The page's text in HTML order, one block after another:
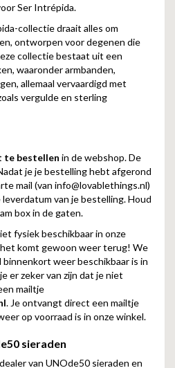
Ser Intrépida.
collectie draait alles om
ontworpen voor degenen die
collectie bestaat uit een
waaronder armbanden,
allemaal vervaardigd met
vergulde en sterling
te bestellen in de webshop. De
je je bestelling hebt afgerond
mail (van info@lovablethings.nl)
van je bestelling. Houd
box in de gaten.
fysiek beschikbaar in onze
komt gewoon weer terug! We
weer beschikbaar is in
er zeker van zijn dat je niet
mailtje
. Je ontvangt direct een mailtje
op voorraad is in onze winkel.
sieraden
van UNOde50 sieraden en